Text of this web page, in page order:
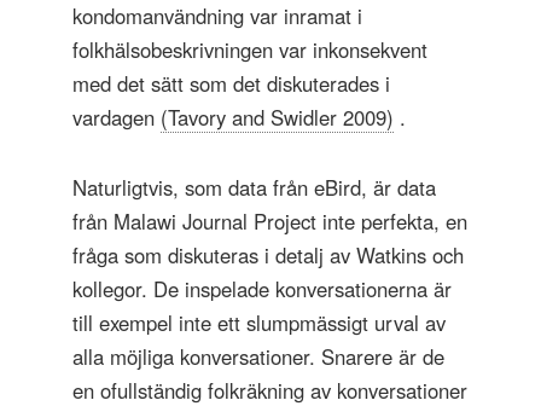
kondomanvändning var inramat i
folkhälsobeskrivningen var inkonsekvent
med det sätt som det diskuterades i
vardagen (Tavory and Swidler 2009) .
Naturligtvis, som data från eBird, är data
från Malawi Journal Project inte perfekta, en
fråga som diskuteras i detalj av Watkins och
kollegor. De inspelade konversationerna är
till exempel inte ett slumpmässigt urval av
alla möjliga konversationer. Snarere är de
en ofullständig folkräkning av konversationer